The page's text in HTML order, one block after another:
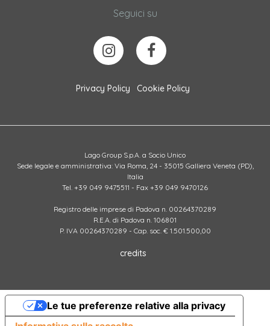
Seguici su
Privacy Policy Cookie Policy
Lago Group S.p.A. a Socio Unico
Sede legale e amministrativa: Via Roma, 24 - 35015 Galliera Veneta (PD),
Italia
Tel. +39 049 9475511 - Fax +39 049 9470126
Registro delle imprese di Padova n. 00264370289
R.E.A. di Padova n. 106801
P. IVA 00264370289 - Cap. soc. € 1.501.500,00
credits
Le tue preferenze relative alla privacy